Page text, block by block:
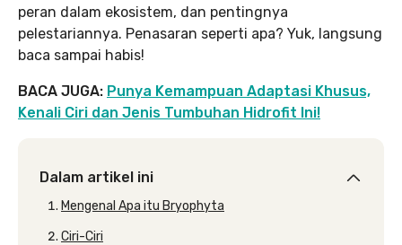
peran dalam ekosistem, dan pentingnya
pelestariannya. Penasaran seperti apa? Yuk, langsung
baca sampai habis!
BACA JUGA: Punya Kemampuan Adaptasi Khusus,
Kenali Ciri dan Jenis Tumbuhan Hidrofit Ini!
Dalam artikel ini
Mengenal Apa itu Bryophyta
Ciri-Ciri